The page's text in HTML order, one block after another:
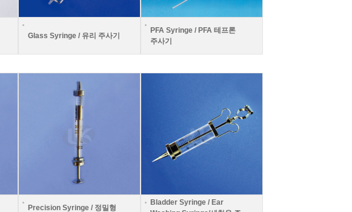
Glass Syringe / 유리 주사기
PFA Syringe / PFA 테프론
주사기
Precision Syringe / 정밀형
Bladder Syringe / Ear